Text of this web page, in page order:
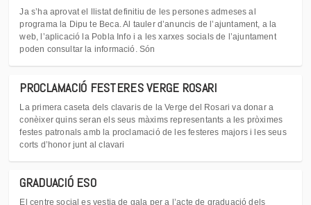
Ja s’ha aprovat el llistat definitiu de les persones admeses al
programa la Dipu te Beca. Al tauler d’anuncis de l’ajuntament, a la
web, l’aplicació la Pobla Info i a les xarxes socials de l’ajuntament
poden consultar la informació. Són
PROCLAMACIÓ FESTERES VERGE ROSARI
La primera caseta dels clavaris de la Verge del Rosari va donar a
conèixer quins seran els seus màxims representants a les pròximes
festes patronals amb la proclamació de les festeres majors i les seus
corts d’honor junt al clavari
GRADUACIÓ ESO
El centre social es vestia de gala per a l’acte de graduació dels